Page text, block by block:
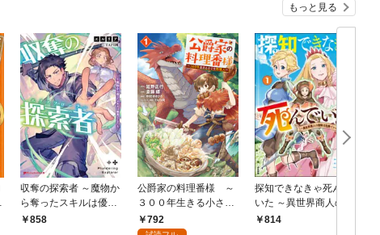
もっと見る
収奪の探索者 ～魔物か
ら奪ったスキルは優秀
でした～
858
公爵家の料理番様 ～
３００年生きる小さな
料理人～（１）
792
探知できなきゃ死んで
いた ～異世界商人の冒
険は危険でいっぱい～
814